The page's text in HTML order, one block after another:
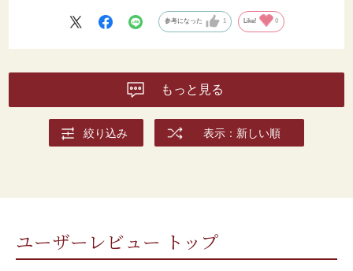
参考になった 1 Like! 0
もっと見る
絞り込み 表示：新しい順
ユーザーレビュー トップ